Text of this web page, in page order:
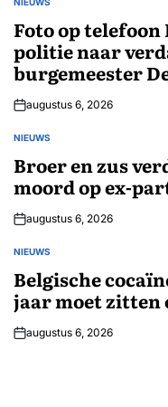
GEPLAATST
Foto op
politie naar
burgemeester
augustus 6, 2026
GEPLAATST
NIEUWS
Broer en zus
moord op ex-
augustus 6, 2026
GEPLAATST
NIEUWS
Belgische
jaar moet zitten
augustus 6, 2026